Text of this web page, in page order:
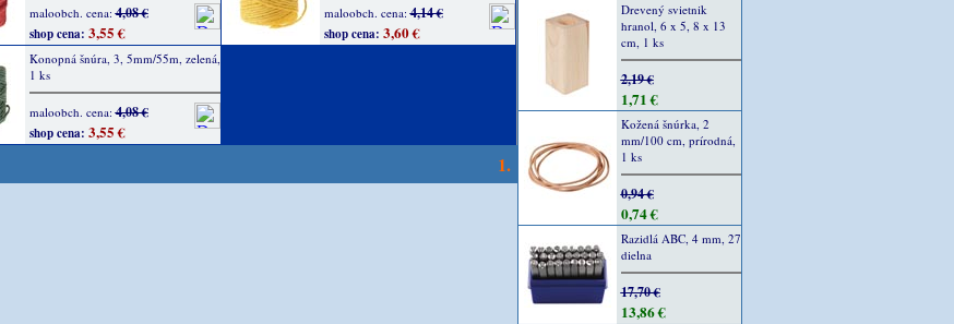
maloobch. cena:4,08 €
shop cena: 3,55 €
maloobch. cena:4,14 €
shop cena: 3,60 €
Konopná šnúra, 3, 5mm/55m, zelená,
1 ks
maloobch. cena:4,08 €
shop cena: 3,55 €
1.
Drevený svietnik
hranol, 6 x 5, 8 x 13
cm, 1 ks
2,19 €
1,71 €
Kožená šnúrka, 2
mm/100 cm, prírodná,
1 ks
0,94 €
0,74 €
Razidlá ABC, 4 mm, 27
dielna
17,70 €
13,86 €